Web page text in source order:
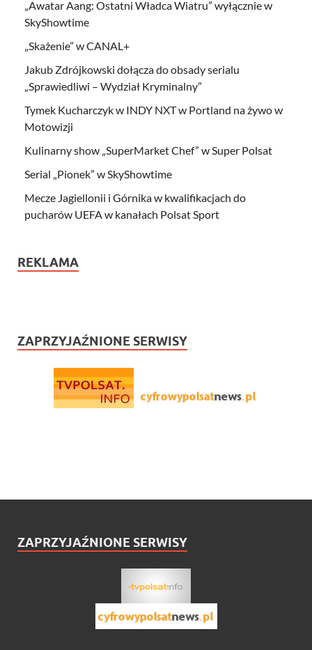
„Awatar Aang: Ostatni Władca Wiatru” wyłącznie w
SkyShowtime
„Skażenie” w CANAL+
Jakub Zdrójkowski dołącza do obsady serialu
„Sprawiedliwi – Wydział Kryminalny”
Tymek Kucharczyk w INDY NXT w Portland na żywo w
Motowizji
Kulinarny show „SuperMarket Chef” w Super Polsat
Serial „Pionek” w SkyShowtime
Mecze Jagiellonii i Górnika w kwalifikacjach do
pucharów UEFA w kanałach Polsat Sport
REKLAMA
ZAPRZYJAŹNIONE SERWISY
ZAPRZYJAŹNIONE SERWISY